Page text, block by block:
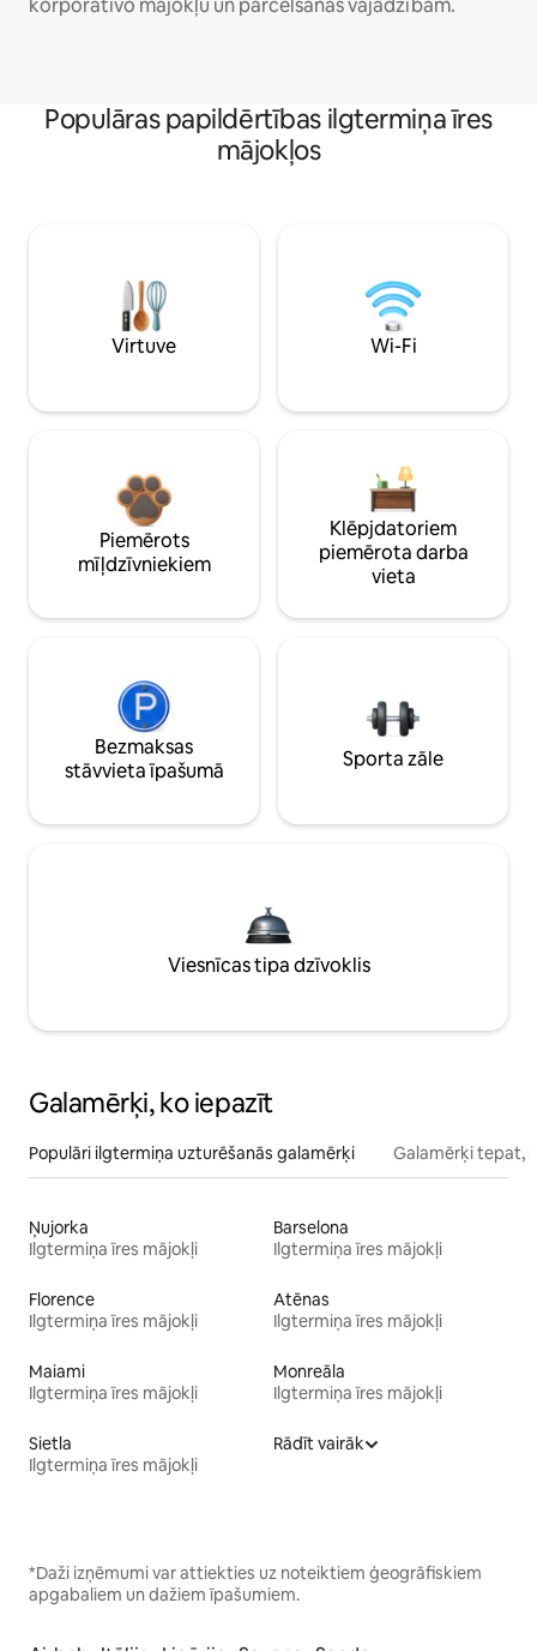
korporatīvo mājokļu un pārcelšanās vajadzībām.
Populāras papildērtības ilgtermiņa īres
mājokļos
Virtuve Wi-Fi
Piemērots
mīļdzīvniekiem
Klēpjdatoriem
piemērota darba
vieta
Bezmaksas
stāvvieta īpašumā
Sporta zāle
Viesnīcas tipa dzīvoklis
Galamērķi, ko iepazīt
Populāri ilgtermiņa uzturēšanās galamērķi Galamērķi tepat,
Ņujorka
Ilgtermiņa īres mājokļi
Barselona
Ilgtermiņa īres mājokļi
Florence
Ilgtermiņa īres mājokļi
Atēnas
Ilgtermiņa īres mājokļi
Maiami
Ilgtermiņa īres mājokļi
Monreāla
Ilgtermiņa īres mājokļi
Sietla
Ilgtermiņa īres mājokļi
Rādīt vairāk
*Daži izņēmumi var attiekties uz noteiktiem ģeogrāfiskiem
apgabaliem un dažiem īpašumiem.